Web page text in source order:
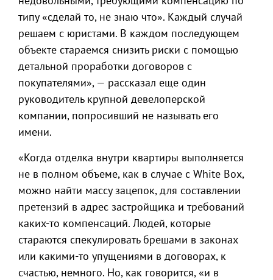
типу «сделай то, не знаю что». Каждый случай
решаем с юристами. В каждом последующем
объекте стараемся снизить риски с помощью
детальной проработки договоров с
покупателями», — рассказал еще один
руководитель крупной девелоперской
компании, попросивший не называть его
имени.
«Когда отделка внутри квартиры выполняется
не в полном объеме, как в случае с White Box,
можно найти массу зацепок, для составлении
претензий в адрес застройщика и требований
каких-то компенсаций. Людей, которые
стараются спекулировать брешами в законах
или какими-то упущениями в договорах, к
счастью, немного. Но, как говорится, «и в